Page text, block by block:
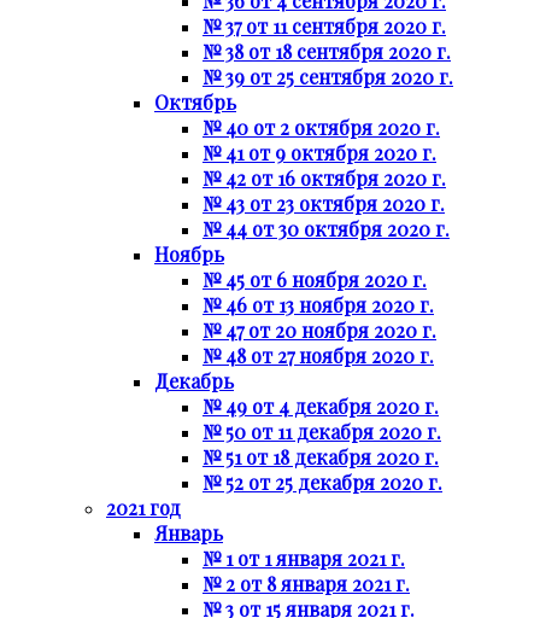
№ 37 от 11 сентября 2020 г.
№ 38 от 18 сентября 2020 г.
№ 39 от 25 сентября 2020 г.
Октябрь
№ 40 от 2 октября 2020 г.
№ 41 от 9 октября 2020 г.
№ 42 от 16 октября 2020 г.
№ 43 от 23 октября 2020 г.
№ 44 от 30 октября 2020 г.
Ноябрь
№ 45 от 6 ноября 2020 г.
№ 46 от 13 ноября 2020 г.
№ 47 от 20 ноября 2020 г.
№ 48 от 27 ноября 2020 г.
Декабрь
№ 49 от 4 декабря 2020 г.
№ 50 от 11 декабря 2020 г.
№ 51 от 18 декабря 2020 г.
№ 52 от 25 декабря 2020 г.
2021 год
Январь
№ 1 от 1 января 2021 г.
№ 2 от 8 января 2021 г.
№ 3 от 15 января 2021 г.